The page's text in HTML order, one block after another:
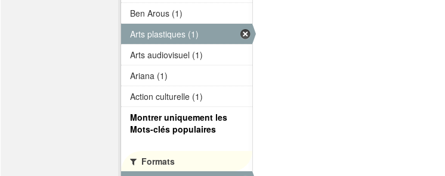
Ben Arous (1)
Arts plastiques (1)
Arts audiovisuel (1)
Ariana (1)
Action culturelle (1)
Montrer uniquement les
Mots-clés populaires
Formats